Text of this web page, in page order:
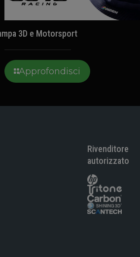
3D e Motorsport
Approfondisci
Rivenditore
autorizzato